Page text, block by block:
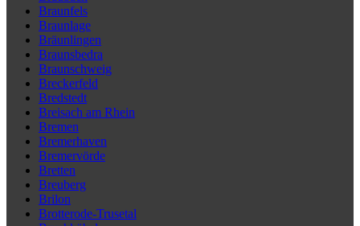
Braunfels
Braunlage
Bräunlingen
Braunsbedra
Braunschweig
Breckerfeld
Bredstedt
Breisach am Rhein
Bremen
Bremerhaven
Bremervörde
Bretten
Breuberg
Brilon
Brotterode-Trusetal